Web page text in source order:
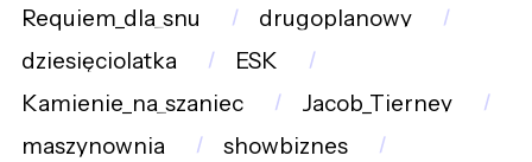
Requiem_dla_snu
drugoplanowy
dziesięciolatka
ESK
Kamienie_na_szaniec
Jacob_Tierney
maszynownia
showbiznes